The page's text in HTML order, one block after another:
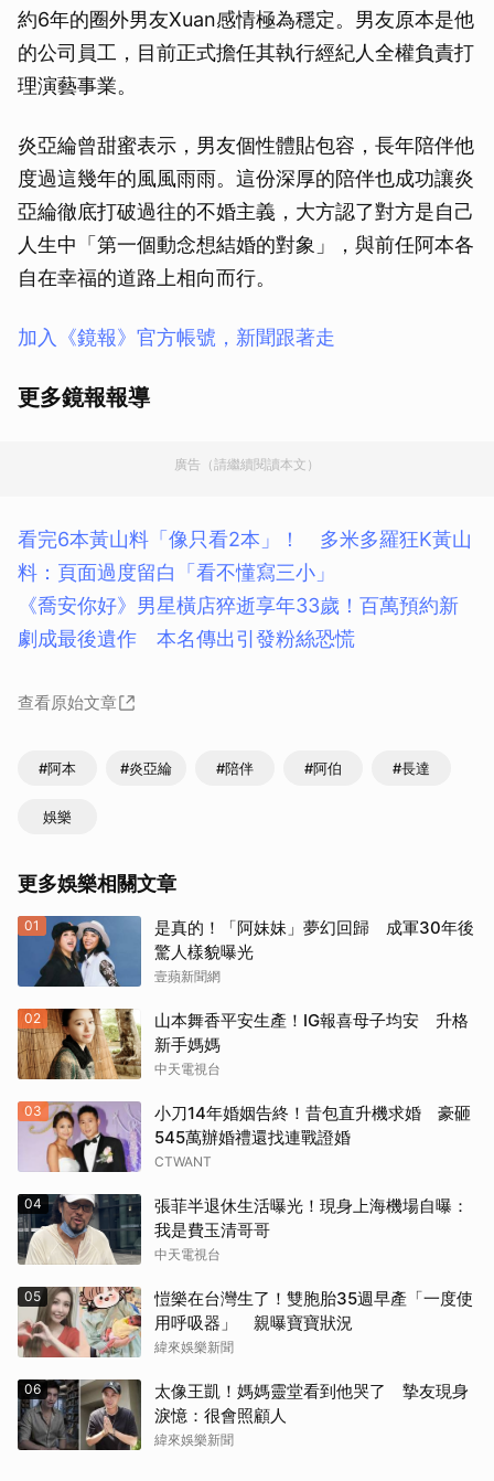
約6年的圈外男友Xuan感情極為穩定。男友原本是他
的公司員工，目前正式擔任其執行經紀人全權負責打
理演藝事業。
炎亞綸曾甜蜜表示，男友個性體貼包容，長年陪伴他
度過這幾年的風風雨雨。這份深厚的陪伴也成功讓炎
亞綸徹底打破過往的不婚主義，大方認了對方是自己
人生中「第一個動念想結婚的對象」，與前任阿本各
自在幸福的道路上相向而行。
加入《鏡報》官方帳號，新聞跟著走
更多鏡報報導
廣告（請繼續閱讀本文）
看完6本黃山料「像只看2本」！ 多米多羅狂K黃山
料：頁面過度留白「看不懂寫三小」
《喬安你好》男星橫店猝逝享年33歲！百萬預約新
劇成最後遺作 本名傳出引發粉絲恐慌
查看原始文章
#阿本 #炎亞綸 #陪伴 #阿伯 #長達
娛樂
更多娛樂相關文章
01
是真的！「阿妹妹」夢幻回歸 成軍30年後
驚人樣貌曝光
壹蘋新聞網
02
山本舞香平安生產！IG報喜母子均安 升格
新手媽媽
中天電視台
03
小刀14年婚姻告終！昔包直升機求婚 豪砸
545萬辦婚禮還找連戰證婚
CTWANT
04
張菲半退休生活曝光！現身上海機場自曝：
我是費玉清哥哥
中天電視台
05
愷樂在台灣生了！雙胞胎35週早產「一度使
用呼吸器」 親曝寶寶狀況
緯來娛樂新聞
06
太像王凱！媽媽靈堂看到他哭了 摯友現身
淚憶：很會照顧人
緯來娛樂新聞